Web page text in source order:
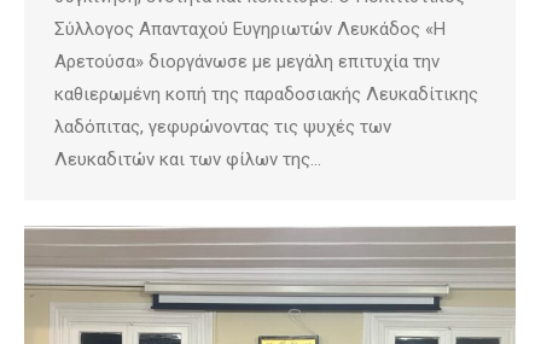
Σύλλογος Απανταχού Ευγηριωτών Λευκάδος «Η
Αρετούσα» διοργάνωσε με μεγάλη επιτυχία την
καθιερωμένη κοπή της παραδοσιακής Λευκαδίτικης
λαδόπιτας, γεφυρώνοντας τις ψυχές των
Λευκαδιτών και των φίλων της…